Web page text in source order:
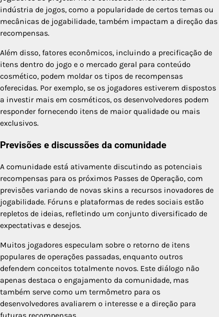
indústria de jogos, como a popularidade de certos temas ou
mecânicas de jogabilidade, também impactam a direção das
recompensas.
Além disso, fatores econômicos, incluindo a precificação de
itens dentro do jogo e o mercado geral para conteúdo
cosmético, podem moldar os tipos de recompensas
oferecidas. Por exemplo, se os jogadores estiverem dispostos
a investir mais em cosméticos, os desenvolvedores podem
responder fornecendo itens de maior qualidade ou mais
exclusivos.
Previsões e discussões da comunidade
A comunidade está ativamente discutindo as potenciais
recompensas para os próximos Passes de Operação, com
previsões variando de novas skins a recursos inovadores de
jogabilidade. Fóruns e plataformas de redes sociais estão
repletos de ideias, refletindo um conjunto diversificado de
expectativas e desejos.
Muitos jogadores especulam sobre o retorno de itens
populares de operações passadas, enquanto outros
defendem conceitos totalmente novos. Este diálogo não
apenas destaca o engajamento da comunidade, mas
também serve como um termômetro para os
desenvolvedores avaliarem o interesse e a direção para